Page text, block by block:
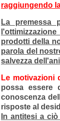
raggiungendo
La premessa
prodotti della
parola del
salvezza
Le motivazioni
possa essere
conoscenza
risposte al
In antitesi a